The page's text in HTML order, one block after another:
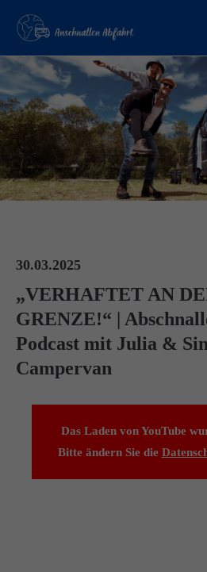
Der Eintrag "offcanvas-col1" existiert
Der Eintrag "offcanvas-col2" existiert
30.03.2025
„VERHAFTET AN
GRENZE!“ |
Podcast mit Julia &
Campervan
Das Laden von YouTube
Bitte ändern Sie die